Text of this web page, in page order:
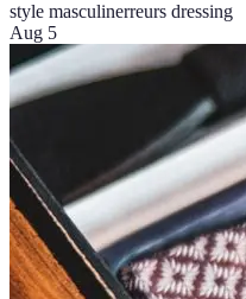
style masculinerreurs dressing
Aug 5